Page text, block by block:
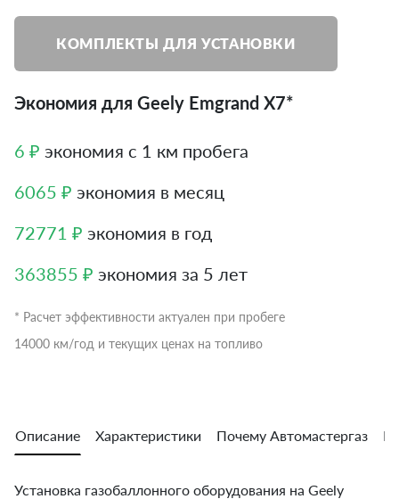
КОМПЛЕКТЫ ДЛЯ УСТАНОВКИ
Экономия для Geely Emgrand X7*
6 ₽ экономия с 1 км пробега
6065 ₽ экономия в месяц
72771 ₽ экономия в год
363855 ₽ экономия за 5 лет
* Расчет эффективности актуален при пробеге
14000 км/год и текущих ценах на топливо
Описание Характеристики Почему Автомастергаз
Установка газобаллонного оборудования на Geely